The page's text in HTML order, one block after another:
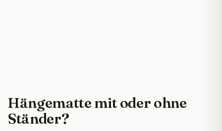
Hängematte mit oder ohne
Ständer?